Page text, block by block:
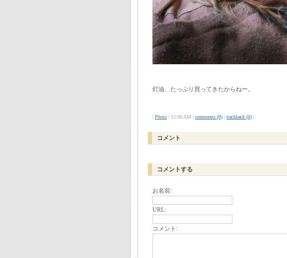
灯油、たっぷり買ってきたからねー。
| Photo | 12:00 AM | comments (0) | trackback (0) |
コメント
コメントする
お名前:
URL:
コメント: